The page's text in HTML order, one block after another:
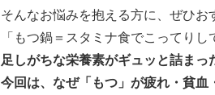
そんなお悩みを抱える方に、ぜひお
「もつ鍋＝スタミナ食でこってり
足しがちな栄養素がギュッと詰まっ
今回は、なぜ「もつ」が疲れ・貧